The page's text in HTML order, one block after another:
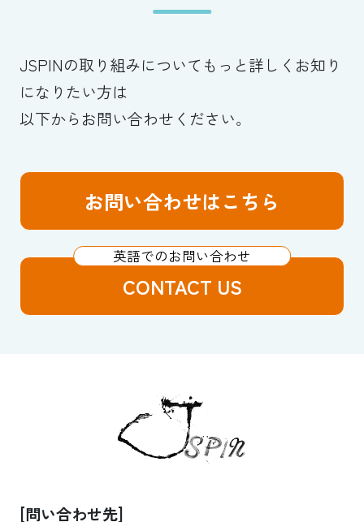
JSPINの取り組みについてもっと詳しくお知り
になりたい方は
以下からお問い合わせください。
お問い合わせはこちら
CONTACT US
[問い合わせ先]